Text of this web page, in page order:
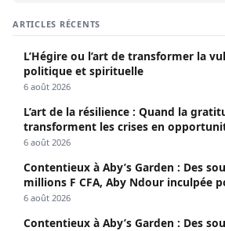
ARTICLES RÉCENTS
L’Hégire ou l’art de transformer la
politique et spirituelle
6 août 2026
L’art de la résilience : Quand la
transforment les crises en
6 août 2026
Contentieux à Aby’s Garden : Des
millions F CFA, Aby Ndour inculpée
sociaux
6 août 2026
Contentieux à Aby’s Garden : Des